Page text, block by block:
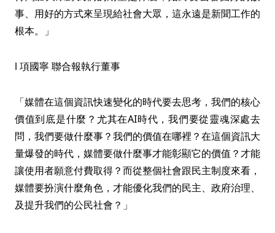
事、用好的方式來呈現給社會大眾，這永遠是新聞工作的
根本。」
l 項國寧 聯合報執行董事
「媒體在這個資訊快速變化的時代要去思考，我們的核心
價值到底是什麼？尤其在AI時代，我們要從靈魂深處去
問，我們要做什麼事？我們的價值在哪裡？在這個資訊大
量爆發的時代，媒體要做什麼事才能彰顯它的價值？才能
讓使用者願意付費取得？而從整個社會跟民主制度來看，
媒體要扮演什麼角色，才能優化我們的民主、政府治理、
及提升我們的公民社會？」